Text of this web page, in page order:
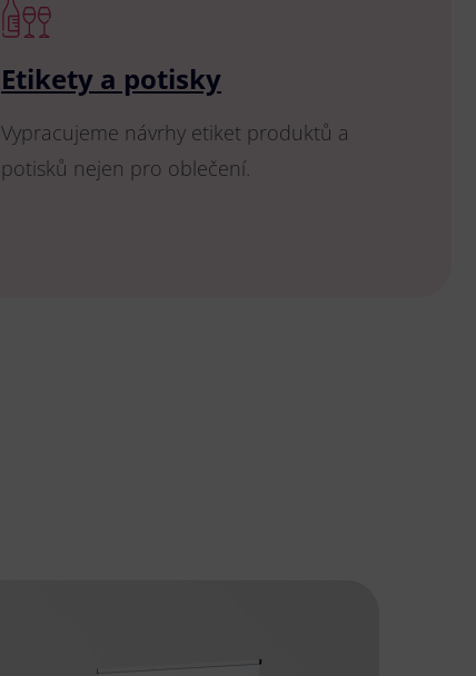
Etikety a potisky
Vypracujeme návrhy etiket produktů a
potisků nejen pro oblečení.